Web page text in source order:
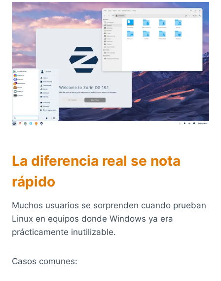
La diferencia real se nota
rápido
Muchos usuarios se sorprenden cuando prueban
Linux en equipos donde Windows ya era
prácticamente inutilizable.
Casos comunes: